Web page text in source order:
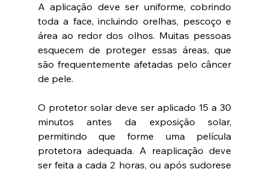
A aplicação deve ser uniforme, cobrindo
toda a face, incluindo orelhas, pescoço e
área ao redor dos olhos. Muitas pessoas
esquecem de proteger essas áreas, que
são frequentemente afetadas pelo câncer
de pele.
O protetor solar deve ser aplicado 15 a 30
minutos antes da exposição solar,
permitindo que forme uma película
protetora adequada. A reaplicação deve
ser feita a cada 2 horas, ou após sudorese